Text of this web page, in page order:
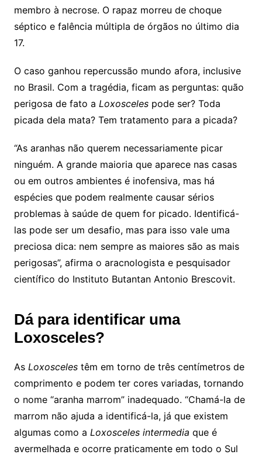
membro à necrose. O rapaz morreu de choque
séptico e falência múltipla de órgãos no último dia
17.
O caso ganhou repercussão mundo afora, inclusive
no Brasil. Com a tragédia, ficam as perguntas: quão
perigosa de fato a Loxosceles pode ser? Toda
picada dela mata? Tem tratamento para a picada?
“As aranhas não querem necessariamente picar
ninguém. A grande maioria que aparece nas casas
ou em outros ambientes é inofensiva, mas há
espécies que podem realmente causar sérios
problemas à saúde de quem for picado. Identificá-
las pode ser um desafio, mas para isso vale uma
preciosa dica: nem sempre as maiores são as mais
perigosas”, afirma o aracnologista e pesquisador
científico do Instituto Butantan Antonio Brescovit.
Dá para identificar uma
Loxosceles?
As Loxoscelestêm em torno de três centímetros de
comprimento e podem ter cores variadas, tornando
o nome “aranha marrom” inadequado. “Chamá-la de
marrom não ajuda a identificá-la, já que existem
algumas como a Loxosceles intermedia que é
avermelhada e ocorre praticamente em todo o Sul